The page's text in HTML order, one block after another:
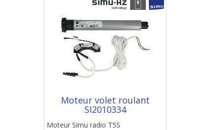
Moteur volet roulant
SI2010334
Moteur Simu radio T5S